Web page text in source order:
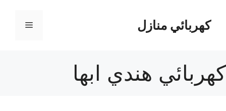
المحتوىكهربائي منازل القائمة
كهربائي هندي ابها